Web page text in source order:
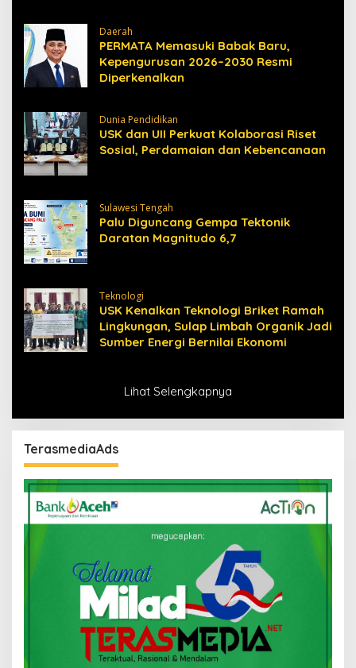
Daerah
PERMATA Memasuki Babak Baru,
Kepengurusan 2026–2030 Resmi
Diperkenalkan
Dunia Pendidikan
USK dan UII Perkuat Kolaborasi Riset
Sosial, Perdamaian dan Kebencanaan
Sulawesi Tengah
Palu Diguncang Gempa Tektonik
Daratan Magnitudo 6,7
Teknologi
USK Kenalkan Teknologi Briket Ramah
Lingkungan, Sulap Limbah Organik Jadi
Sumber Energi Bernilai Ekonomi
Lihat Selengkapnya
TerasmediaAds